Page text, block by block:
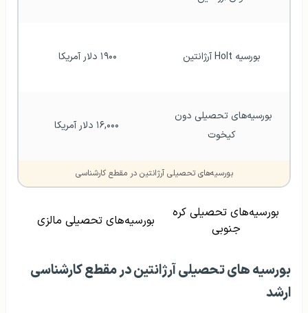
بورسیه Holt آرژانتین ۱۹۰۰ دلار آمریکا
کیخوت
۱۶,۰۰۰ دلار آمریکا
بورسیه‌های تحصیلی آرژانتین در مقطع کارشناسی
بورسیه‌های تحصیلی کره
جنوبی
بورسیه‌های تحصیلی مالزی
بورسیه‌ های تحصیلی آرژانتین در مقطع کارشناسی
ارشد